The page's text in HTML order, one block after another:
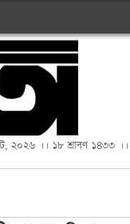
২০২৬ ।। ১৮ শ্রাবণ ১৪৩৩ ।।